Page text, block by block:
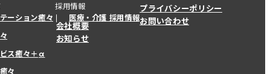
ーション癒々
ス癒々＋α
ス癒々＋
々
採用情報
医療・介護 採用情報
会社概要
お知らせ
プライバシーポリシー
お問い合わせ